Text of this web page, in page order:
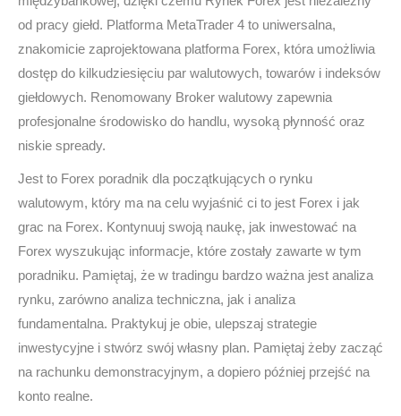
od pracy giełd. Platforma MetaTrader 4 to uniwersalna,
znakomicie zaprojektowana platforma Forex, która umożliwia
dostęp do kilkudziesięciu par walutowych, towarów i indeksów
giełdowych. Renomowany Broker walutowy zapewnia
profesjonalne środowisko do handlu, wysoką płynność oraz
niskie spready.
Jest to Forex poradnik dla początkujących o rynku
walutowym, który ma na celu wyjaśnić ci to jest Forex i jak
grac na Forex. Kontynuuj swoją naukę, jak inwestować na
Forex wyszukując informacje, które zostały zawarte w tym
poradniku. Pamiętaj, że w tradingu bardzo ważna jest analiza
rynku, zarówno analiza techniczna, jak i analiza
fundamentalna. Praktykuj je obie, ulepszaj strategie
inwestycyjne i stwórz swój własny plan. Pamiętaj żeby zacząć
na rachunku demonstracyjnym, a dopiero później przejść na
konto realne.